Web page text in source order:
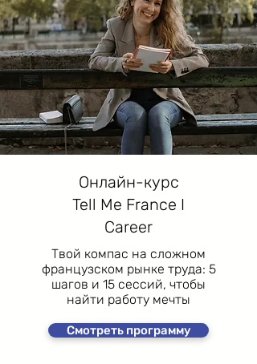
Онлайн-курс
Tell Me France I
Career
Твой компас на сложном
французском рынке труда: 5
шагов и 15 сессий, чтобы
найти работу мечты
Смотреть программу